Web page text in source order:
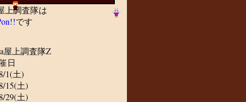
上調査隊は
です
屋上調査隊Z
日
土)
土)
土)